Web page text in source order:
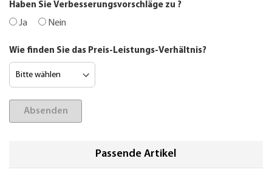
Haben Sie Verbesserungsvorschläge zu ?
Ja Nein
Wie finden Sie das Preis-Leistungs-Verhältnis?
Absenden
Passende Artikel